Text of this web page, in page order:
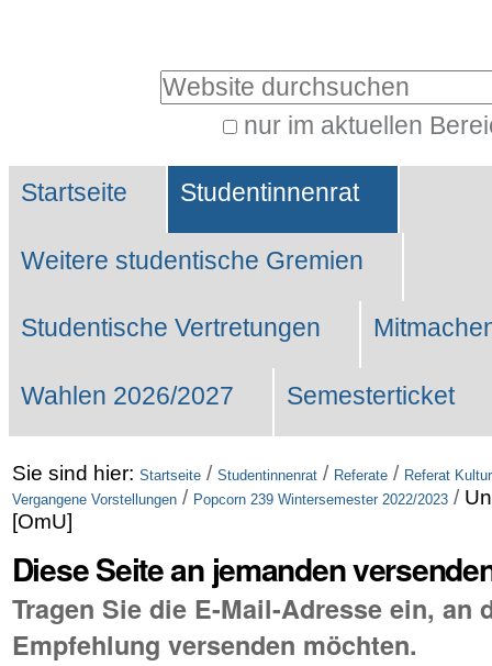
Website durchsuchen
nur im aktuellen
Suche…
Sektionen
Startseite Studentinnenrat
Weitere studentische Gremien
Studentische Vertretungen
Wahlen 2026/2027 Semesterticket
Sie sind hier: Startseite / Studentinnenrat / Referate / Referat Kultur
Vergangene Vorstellungen / Popcorn 239 Wintersemester 2022/2023 /
[OmU]
Diese Seite an jemanden
Tragen Sie die E-Mail-Adresse ein, an
Empfehlung versenden möchten.